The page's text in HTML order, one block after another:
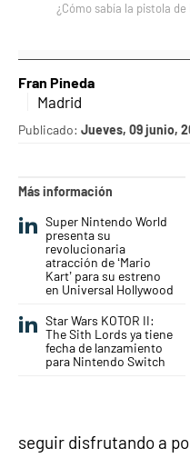
¿Cómo sabía la pistola
Fran Pineda
Madrid
Publicado: Jueves, 09 junio,
Más información
Super Nintendo World
presenta su
revolucionaria
atracción de ‘Mario
Kart’ para su estreno
en Universal Hollywood
Star Wars KOTOR II:
The Sith Lords ya tiene
fecha de lanzamiento
para Nintendo Switch
seguir disfrutando a